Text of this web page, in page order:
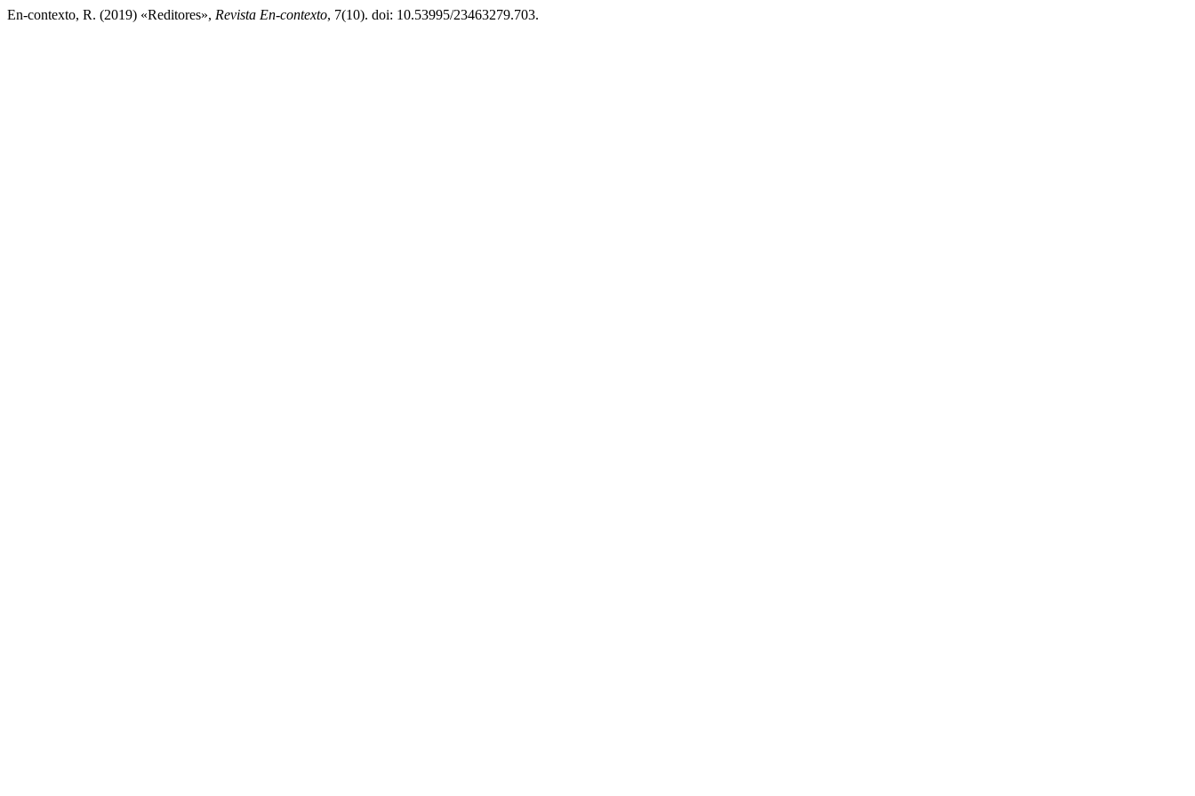
En-contexto, R. (2019) «Reditores», Revista En-contexto, 7(10). doi: 10.53995/23463279.703.